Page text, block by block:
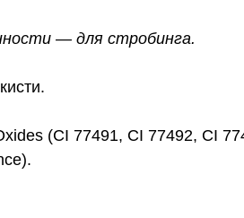
— для стробинга.
(CI 77491, CI 77492, CI